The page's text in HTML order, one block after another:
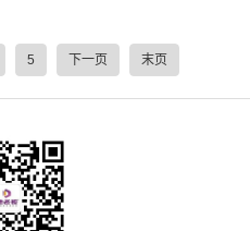
5 下一页 末页